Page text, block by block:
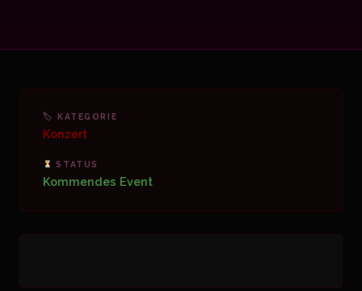
🏷 KATEGORIE
Konzert
STATUS
Kommendes Event